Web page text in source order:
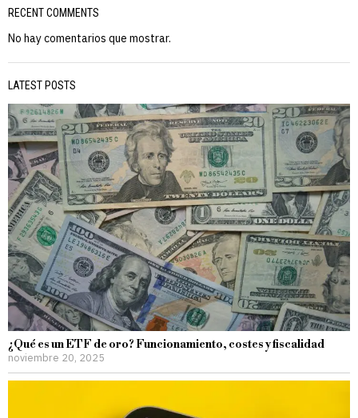
RECENT COMMENTS
No hay comentarios que mostrar.
LATEST POSTS
¿Qué es un ETF de oro? Funcionamiento, costes y fiscalidad
noviembre 20, 2025